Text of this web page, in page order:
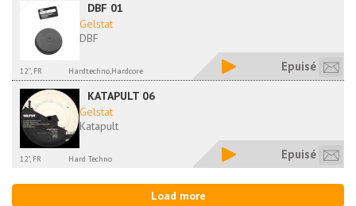
DBF 01
Gelstat
DBF
12'', FR Hardtechno,Hardcore Epuisé
KATAPULT 06
Gelstat
Katapult
12", FR Hard Techno Epuisé
Load more